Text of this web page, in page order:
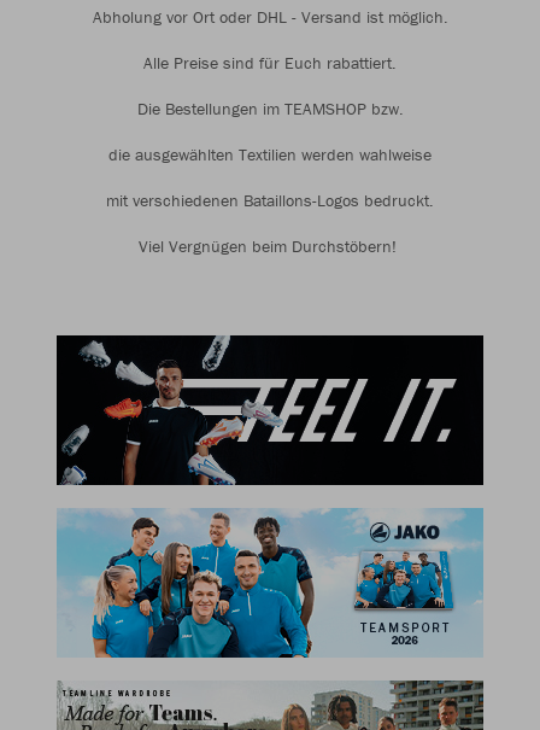
Abholung vor Ort oder DHL - Versand ist möglich.
Alle Preise sind für Euch rabattiert.
Die Bestellungen im TEAMSHOP bzw.
die ausgewählten Textilien werden wahlweise
mit verschiedenen Bataillons-Logos bedruckt.
Viel Vergnügen beim Durchstöbern!